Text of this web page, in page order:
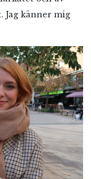
Jag känner mig